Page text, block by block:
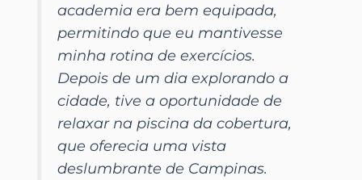
academia era bem equipada,
permitindo que eu mantivesse
minha rotina de exercícios.
Depois de um dia explorando a
cidade, tive a oportunidade de
relaxar na piscina da cobertura,
que oferecia uma vista
deslumbrante de Campinas.